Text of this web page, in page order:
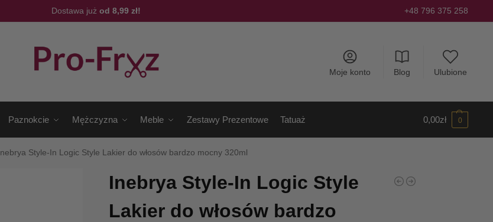
Dostawa już od 8,99 zł! +48 796 375 258
Moje konto Blog Ulubione
Paznokcie Mężczyzna Meble Zestawy Prezentowe Tatuaż 0,00zł 0
Inebrya Style-In Logic Style Lakier do włosów bardzo mocny 320ml
Inebrya Style-In Logic Style
Lakier do włosów bardzo